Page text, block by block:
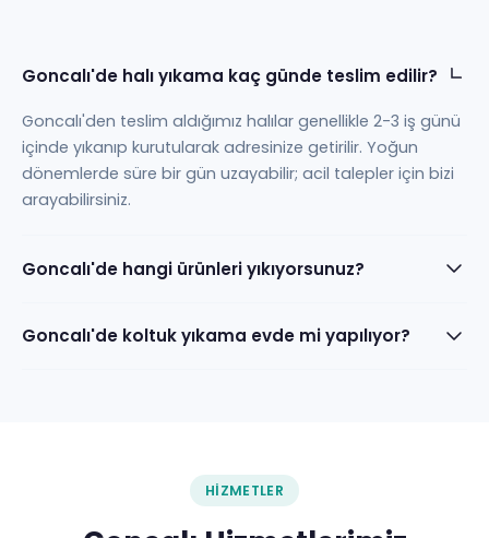
Goncalı'de halı yıkama kaç günde teslim edilir?
Goncalı'den teslim aldığımız halılar genellikle 2-3 iş günü
içinde yıkanıp kurutularak adresinize getirilir. Yoğun
dönemlerde süre bir gün uzayabilir; acil talepler için bizi
arayabilirsiniz.
Goncalı'de hangi ürünleri yıkıyorsunuz?
Goncalı'de koltuk yıkama evde mi yapılıyor?
HIZMETLER